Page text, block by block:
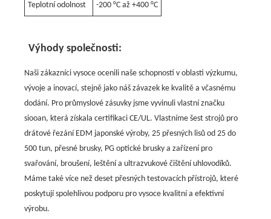
Teplotní odolnost -200 °C až +400 °C
Výhody společnosti:
Naši zákazníci vysoce ocenili naše schopnosti v oblasti výzkumu,
vývoje a inovací, stejně jako náš závazek ke kvalitě a včasnému
dodání. Pro průmyslové zásuvky jsme vyvinuli vlastní značku
siooan, která získala certifikaci CE/UL. Vlastníme šest strojů pro
drátové řezání EDM japonské výroby, 25 přesných lisů od 25 do
500 tun, přesné brusky, PG optické brusky a zařízení pro
svařování, broušení, leštění a ultrazvukové čištění uhlovodíků.
Máme také více než deset přesných testovacích přístrojů, které
poskytují spolehlivou podporu pro vysoce kvalitní a efektivní
výrobu.